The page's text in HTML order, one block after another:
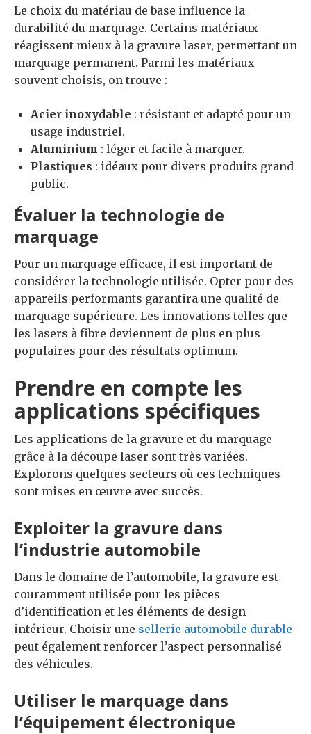
Le choix du matériau de base influence la
durabilité du marquage. Certains matériaux
réagissent mieux à la gravure laser, permettant un
marquage permanent. Parmi les matériaux
souvent choisis, on trouve :
Acier inoxydable : résistant et adapté pour un
usage industriel.
Aluminium : léger et facile à marquer.
Plastiques : idéaux pour divers produits grand
public.
Évaluer la technologie de
marquage
Pour un marquage efficace, il est important de
considérer la technologie utilisée. Opter pour des
appareils performants garantira une qualité de
marquage supérieure. Les innovations telles que
les lasers à fibre deviennent de plus en plus
populaires pour des résultats optimum.
Prendre en compte les
applications spécifiques
Les applications de la gravure et du marquage
grâce à la découpe laser sont très variées.
Explorons quelques secteurs où ces techniques
sont mises en œuvre avec succès.
Exploiter la gravure dans
l’industrie automobile
Dans le domaine de l’automobile, la gravure est
couramment utilisée pour les pièces
d’identification et les éléments de design
intérieur. Choisir une sellerie automobile durable
peut également renforcer l’aspect personnalisé
des véhicules.
Utiliser le marquage dans
l’équipement électronique